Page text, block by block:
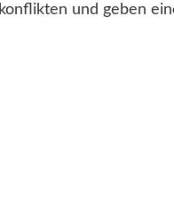
und geben